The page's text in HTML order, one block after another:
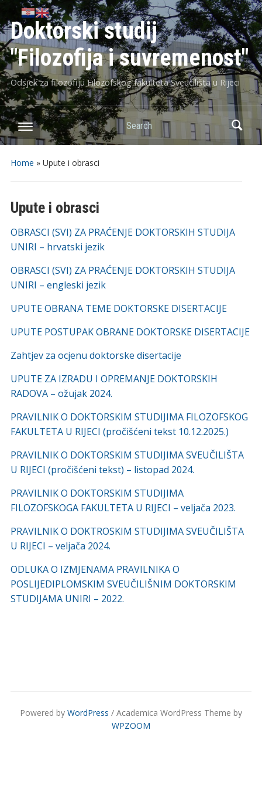
Doktorski studij
"Filozofija i suvremenost"
Odsjek za filozofiju Filozofskog fakulteta Sveučilišta u Rijeci
Search
Home » Upute i obrasci
Upute i obrasci
OBRASCI (SVI) ZA PRAĆENJE DOKTORSKIH STUDIJA
UNIRI – hrvatski jezik
OBRASCI (SVI) ZA PRAĆENJE DOKTORSKIH STUDIJA
UNIRI – engleski jezik
UPUTE OBRANA TEME DOKTORSKE DISERTACIJE
UPUTE POSTUPAK OBRANE DOKTORSKE DISERTACIJE
Zahtjev za ocjenu doktorske disertacije
UPUTE ZA IZRADU I OPREMANJE DOKTORSKIH
RADOVA – ožujak 2024.
PRAVILNIK O DOKTORSKIM STUDIJIMA FILOZOFSKOG
FAKULTETA U RIJECI (pročišćeni tekst 10.12.2025.)
PRAVILNIK O DOKTORSKIM STUDIJIMA SVEUČILIŠTA
U RIJECI (pročišćeni tekst) – listopad 2024.
PRAVILNIK O DOKTORSKIM STUDIJIMA
FILOZOFSKOGA FAKULTETA U RIJECI – veljača 2023.
PRAVILNIK O DOKTROSKIM STUDIJIMA SVEUČILIŠTA
U RIJECI – veljača 2024.
ODLUKA O IZMJENAMA PRAVILNIKA O
POSLIJEDIPLOMSKIM SVEUČILIŠNIM DOKTORSKIM
STUDIJAMA UNIRI – 2022.
Powered by WordPress / Academica WordPress Theme by
WPZOOM